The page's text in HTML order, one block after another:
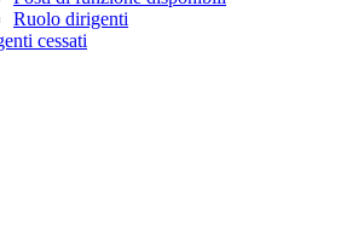
Ruolo dirigenti
cessati